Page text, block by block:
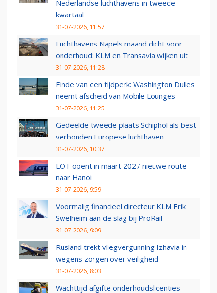
Nederlandse luchthavens in tweede
kwartaal
31-07-2026, 11:57
Luchthavens Napels maand dicht voor
onderhoud: KLM en Transavia wijken uit
31-07-2026, 11:28
Einde van een tijdperk: Washington Dulles
neemt afscheid van Mobile Lounges
31-07-2026, 11:25
Gedeelde tweede plaats Schiphol als best
verbonden Europese luchthaven
31-07-2026, 10:37
LOT opent in maart 2027 nieuwe route
naar Hanoi
31-07-2026, 9:59
Voormalig financieel directeur KLM Erik
Swelheim aan de slag bij ProRail
31-07-2026, 9:09
Rusland trekt vliegvergunning Izhavia in
wegens zorgen over veiligheid
31-07-2026, 8:03
Wachttijd afgifte onderhoudslicenties